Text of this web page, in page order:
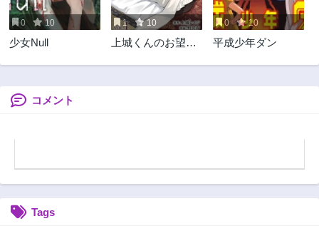
2年前 2年前
第14話
2年前
第13話
2年前
第12話 第11話
第10話
第4話
0 10
少女Null
1 10
上城くんのお望み
0 10
平成少年ダン
コメント
Tags